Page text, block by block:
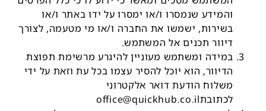
והמידע שנמסרו ו/או ימסרו על ידו באתר ו/או
בשירות, ישמשו את החברה ו/או מי מטעמה, לצורך
דיוור תכנים אל המשתמש.
במידה ומשתמש מעוניין להיגרע מרשימת תפוצת
הדיוור, הוא יוכל להסיר עצמו בכל עת וזאת על ידי
משלוח הודעת דואר אלקטרוני
לכתובתoffice@quickhub.co.il